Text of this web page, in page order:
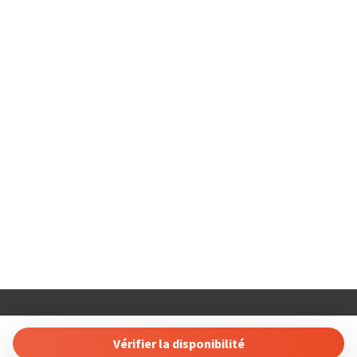
Vérifier la disponibilité
Calle Carlos Senti 23 03700 Dénia, Alicante, Spain